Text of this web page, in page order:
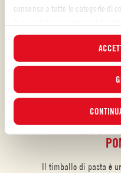
consenso a tutte le categorie di
visualizzare l’elenco aggiornato
Per maggiori informazioni, ti
TIMBALLO DI
Il timballo di pasta è